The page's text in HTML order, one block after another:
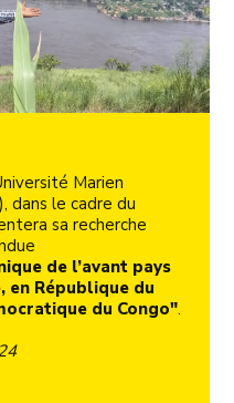
Marien
dans le cadre du
sa recherche
de l’avant pays
en République du
du Congo".